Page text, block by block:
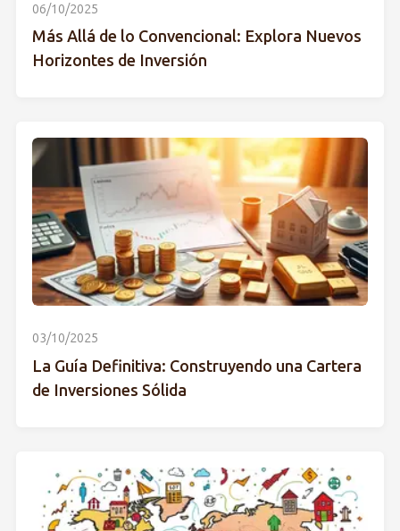
06/10/2025
Más Allá de lo Convencional: Explora Nuevos
Horizontes de Inversión
03/10/2025
La Guía Definitiva: Construyendo una Cartera
de Inversiones Sólida